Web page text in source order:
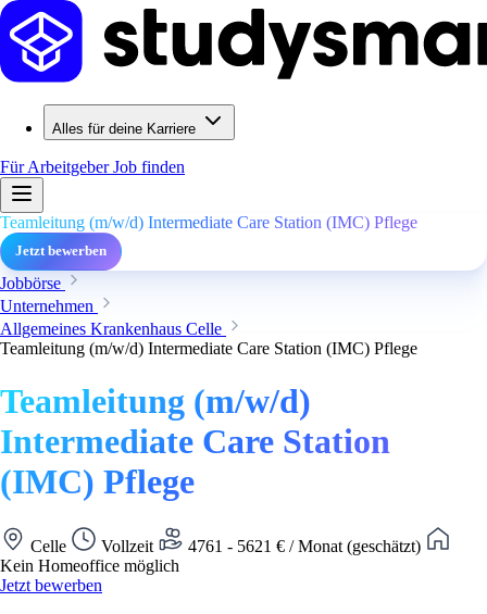
Alles für deine Karriere
Für ArbeitgeberJob finden
Teamleitung (m/w/d) Intermediate Care Station (IMC) Pflege
Jetzt bewerben
Jobbörse
Unternehmen
Allgemeines Krankenhaus Celle
Teamleitung (m/w/d) Intermediate Care Station (IMC) Pflege
Teamleitung (m/w/d)
Intermediate Care Station
(IMC) Pflege
Celle Vollzeit
4761 - 5621 € / Monat (geschätzt)
Kein Homeoffice möglich
Jetzt bewerben